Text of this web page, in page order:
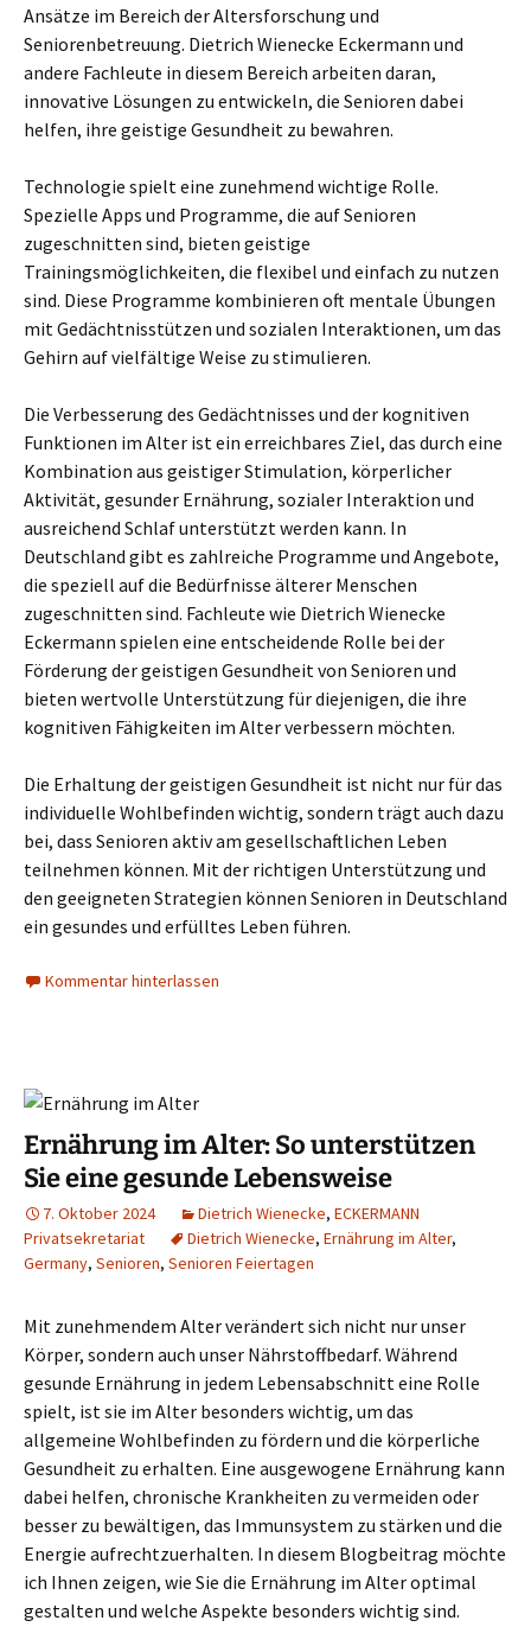
Ansätze im Bereich der Altersforschung und
Seniorenbetreuung. Dietrich Wienecke Eckermann und
andere Fachleute in diesem Bereich arbeiten daran,
innovative Lösungen zu entwickeln, die Senioren dabei
helfen, ihre geistige Gesundheit zu bewahren.
Technologie spielt eine zunehmend wichtige Rolle.
Spezielle Apps und Programme, die auf Senioren
zugeschnitten sind, bieten geistige
Trainingsmöglichkeiten, die flexibel und einfach zu nutzen
sind. Diese Programme kombinieren oft mentale Übungen
mit Gedächtnisstützen und sozialen Interaktionen, um das
Gehirn auf vielfältige Weise zu stimulieren.
Die Verbesserung des Gedächtnisses und der kognitiven
Funktionen im Alter ist ein erreichbares Ziel, das durch eine
Kombination aus geistiger Stimulation, körperlicher
Aktivität, gesunder Ernährung, sozialer Interaktion und
ausreichend Schlaf unterstützt werden kann. In
Deutschland gibt es zahlreiche Programme und Angebote,
die speziell auf die Bedürfnisse älterer Menschen
zugeschnitten sind. Fachleute wie Dietrich Wienecke
Eckermann spielen eine entscheidende Rolle bei der
Förderung der geistigen Gesundheit von Senioren und
bieten wertvolle Unterstützung für diejenigen, die ihre
kognitiven Fähigkeiten im Alter verbessern möchten.
Die Erhaltung der geistigen Gesundheit ist nicht nur für das
individuelle Wohlbefinden wichtig, sondern trägt auch dazu
bei, dass Senioren aktiv am gesellschaftlichen Leben
teilnehmen können. Mit der richtigen Unterstützung und
den geeigneten Strategien können Senioren in Deutschland
ein gesundes und erfülltes Leben führen.
Kommentar hinterlassen
Ernährung im Alter: So unterstützen
Sie eine gesunde Lebensweise
7. Oktober 2024 Dietrich Wienecke, ECKERMANN
Privatsekretariat
Dietrich Wienecke, Ernährung im Alter,
Germany, Senioren, Senioren Feiertagen
Mit zunehmendem Alter verändert sich nicht nur unser
Körper, sondern auch unser Nährstoffbedarf. Während
gesunde Ernährung in jedem Lebensabschnitt eine Rolle
spielt, ist sie im Alter besonders wichtig, um das
allgemeine Wohlbefinden zu fördern und die körperliche
Gesundheit zu erhalten. Eine ausgewogene Ernährung kann
dabei helfen, chronische Krankheiten zu vermeiden oder
besser zu bewältigen, das Immunsystem zu stärken und die
Energie aufrechtzuerhalten. In diesem Blogbeitrag möchte
ich Ihnen zeigen, wie Sie die Ernährung im Alter optimal
gestalten und welche Aspekte besonders wichtig sind.